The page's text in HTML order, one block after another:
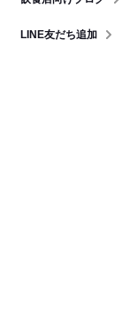
LINE友だち追加